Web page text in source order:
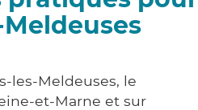
les-Meldeuses, le
et-Marne et sur